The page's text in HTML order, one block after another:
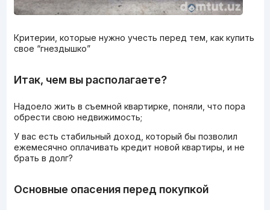
Критерии, которые нужно учесть перед тем, как купить
свое “гнездышко”
Итак, чем вы располагаете?
Надоело жить в съемной квартирке, поняли, что пора
обрести свою недвижимость;
У вас есть стабильный доход, который бы позволил
ежемесячно оплачивать кредит новой квартиры, и не
брать в долг?
Основные опасения перед покупкой